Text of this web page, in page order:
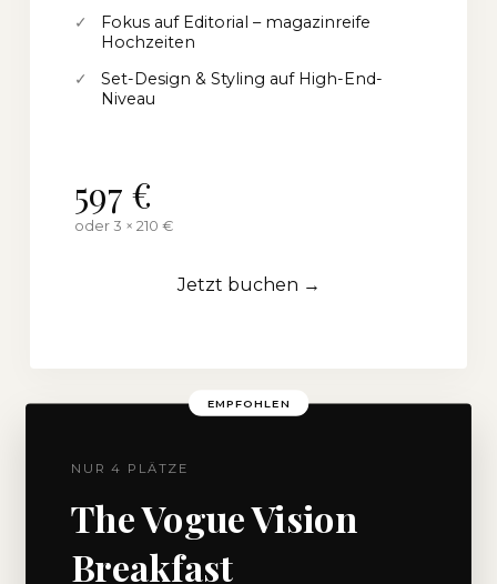
✓
Fokus auf Editorial – magazinreife
Hochzeiten
✓
Set-Design & Styling auf High-End-
Niveau
597 €
oder 3 × 210 €
Jetzt buchen →
EMPFOHLEN
NUR 4 PLÄTZE
The Vogue Vision
Breakfast